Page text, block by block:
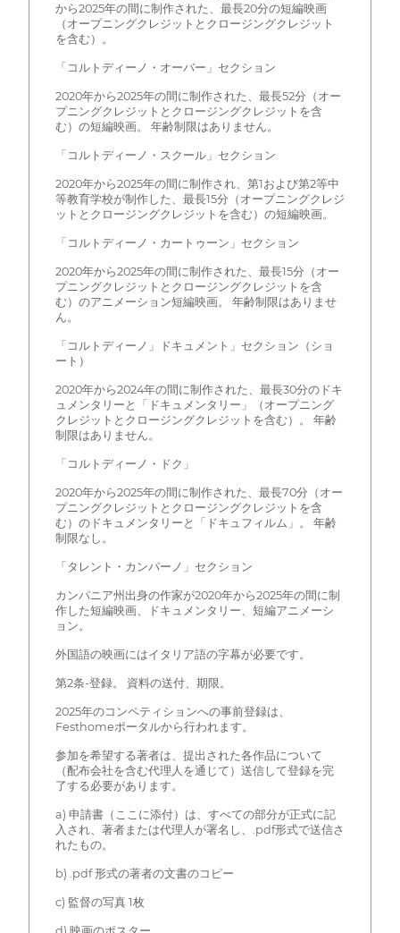
から2025年の間に制作された、最長20分の短編映画
（オープニングクレジットとクロージングクレジット
を含む）。
「コルトディーノ・オーバー」セクション
2020年から2025年の間に制作された、最長52分（オー
プニングクレジットとクロージングクレジットを含
む）の短編映画。 年齢制限はありません。
「コルトディーノ・スクール」セクション
2020年から2025年の間に制作され、第1および第2等中
等教育学校が制作した、最長15分（オープニングクレジ
ットとクロージングクレジットを含む）の短編映画。
「コルトディーノ・カートゥーン」セクション
2020年から2025年の間に制作された、最長15分（オー
プニングクレジットとクロージングクレジットを含
む）のアニメーション短編映画。 年齢制限はありませ
ん。
「コルトディーノ」ドキュメント」セクション（ショ
ート）
2020年から2024年の間に制作された、最長30分のドキ
ュメンタリーと「ドキュメンタリー」（オープニング
クレジットとクロージングクレジットを含む）。 年齢
制限はありません。
「コルトディーノ・ドク」
2020年から2025年の間に制作された、最長70分（オー
プニングクレジットとクロージングクレジットを含
む）のドキュメンタリーと「ドキュフィルム」。 年齢
制限なし。
「タレント・カンパーノ」セクション
カンパニア州出身の作家が2020年から2025年の間に制
作した短編映画、ドキュメンタリー、短編アニメーシ
ョン。
外国語の映画にはイタリア語の字幕が必要です。
第2条-登録。 資料の送付、期限。
2025年のコンペティションへの事前登録は、
Festhomeポータルから行われます。
参加を希望する著者は、提出された各作品について
（配布会社を含む代理人を通じて）送信して登録を完
了する必要があります。
a) 申請書（ここに添付）は、すべての部分が正式に記
入され、著者または代理人が署名し、.pdf形式で送信さ
れたもの。
b) .pdf 形式の著者の文書のコピー
c) 監督の写真 1枚